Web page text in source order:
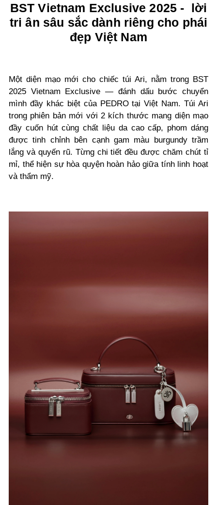
BST Vietnam Exclusive 2025 - lời
tri ân sâu sắc dành riêng cho phái
đẹp Việt Nam
Một diện mạo mới cho chiếc túi Ari, nằm trong BST
2025 Vietnam Exclusive — đánh dấu bước chuyển
mình đầy khác biệt của PEDRO tại Việt Nam. Túi Ari
trong phiên bản mới với 2 kích thước mang diện mạo
đầy cuốn hút cùng chất liệu da cao cấp, phom dáng
được tinh chỉnh bên cạnh gam màu burgundy trầm
lắng và quyến rũ. Từng chi tiết đều được chăm chút tỉ
mỉ, thể hiện sự hòa quyện hoàn hảo giữa tính linh hoạt
và thẩm mỹ.